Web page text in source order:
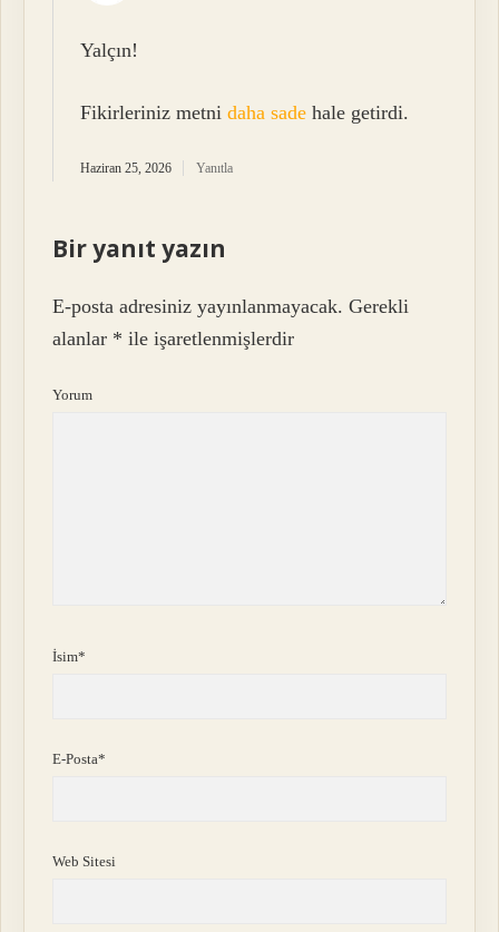
Yalçın!
Fikirleriniz metnidaha sade hale getirdi.
Haziran 25, 2026 Yanıtla
Bir yanıt yazın
E-posta adresiniz yayınlanmayacak. Gerekli
alanlar * ile işaretlenmişlerdir
Yorum
İsim*
E-Posta*
Web Sitesi